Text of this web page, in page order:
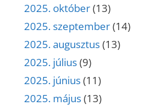
2025. október(13)
2025. szeptember(14)
2025. augusztus(13)
2025. július(9)
2025. június(11)
2025. május(13)